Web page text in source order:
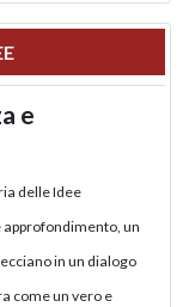
e
delle Idee
un
in un dialogo
come un vero e